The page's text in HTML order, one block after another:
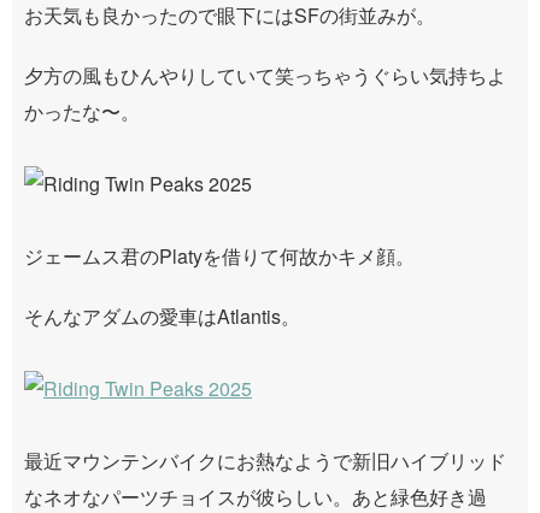
お天気も良かったので眼下にはSFの街並みが。
夕方の風もひんやりしていて笑っちゃうぐらい気持ちよ
かったな〜。
ジェームス君のPlatyを借りて何故かキメ顔。
そんなアダムの愛車はAtlantis。
最近マウンテンバイクにお熱なようで新旧ハイブリッド
なネオなパーツチョイスが彼らしい。あと緑色好き過